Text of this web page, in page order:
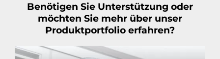
Benötigen Sie Unterstützung oder
möchten Sie mehr über unser
Produktportfolio erfahren?